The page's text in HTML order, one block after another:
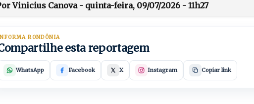
Vinicius Canova - quinta-feira, 09/07/2026 - 11h27
RONDÔNIA
esta reportagem
WhatsApp Facebook X Instagram Copiar link